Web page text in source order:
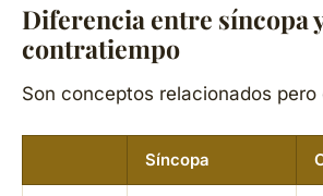
Diferencia entre síncopa
contratiempo
Son conceptos relacionados pero
Síncopa